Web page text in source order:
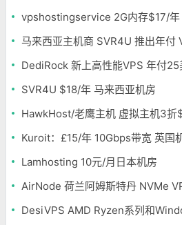
vpshostingservice 2G内存$17/
SVR4U $18/年 马来西亚机房
Kuroit：£15/年 10Gbps带宽 英国
Lamhosting 10元/月日本机房